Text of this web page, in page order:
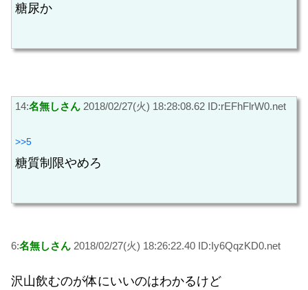
糖尿か
14:名無しさん 2018/02/27(火) 18:28:08.62 ID:rEFhFlrW0.net
>>5
糖質制限やめろ
6:名無しさん 2018/02/27(火) 18:26:22.40 ID:Iy6QqzKD0.net
沢山飲むのが体にいいのはわかるけど